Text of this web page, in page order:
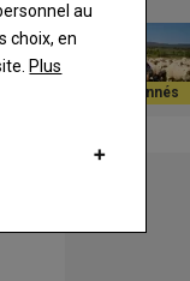
au
choix, en
Plus